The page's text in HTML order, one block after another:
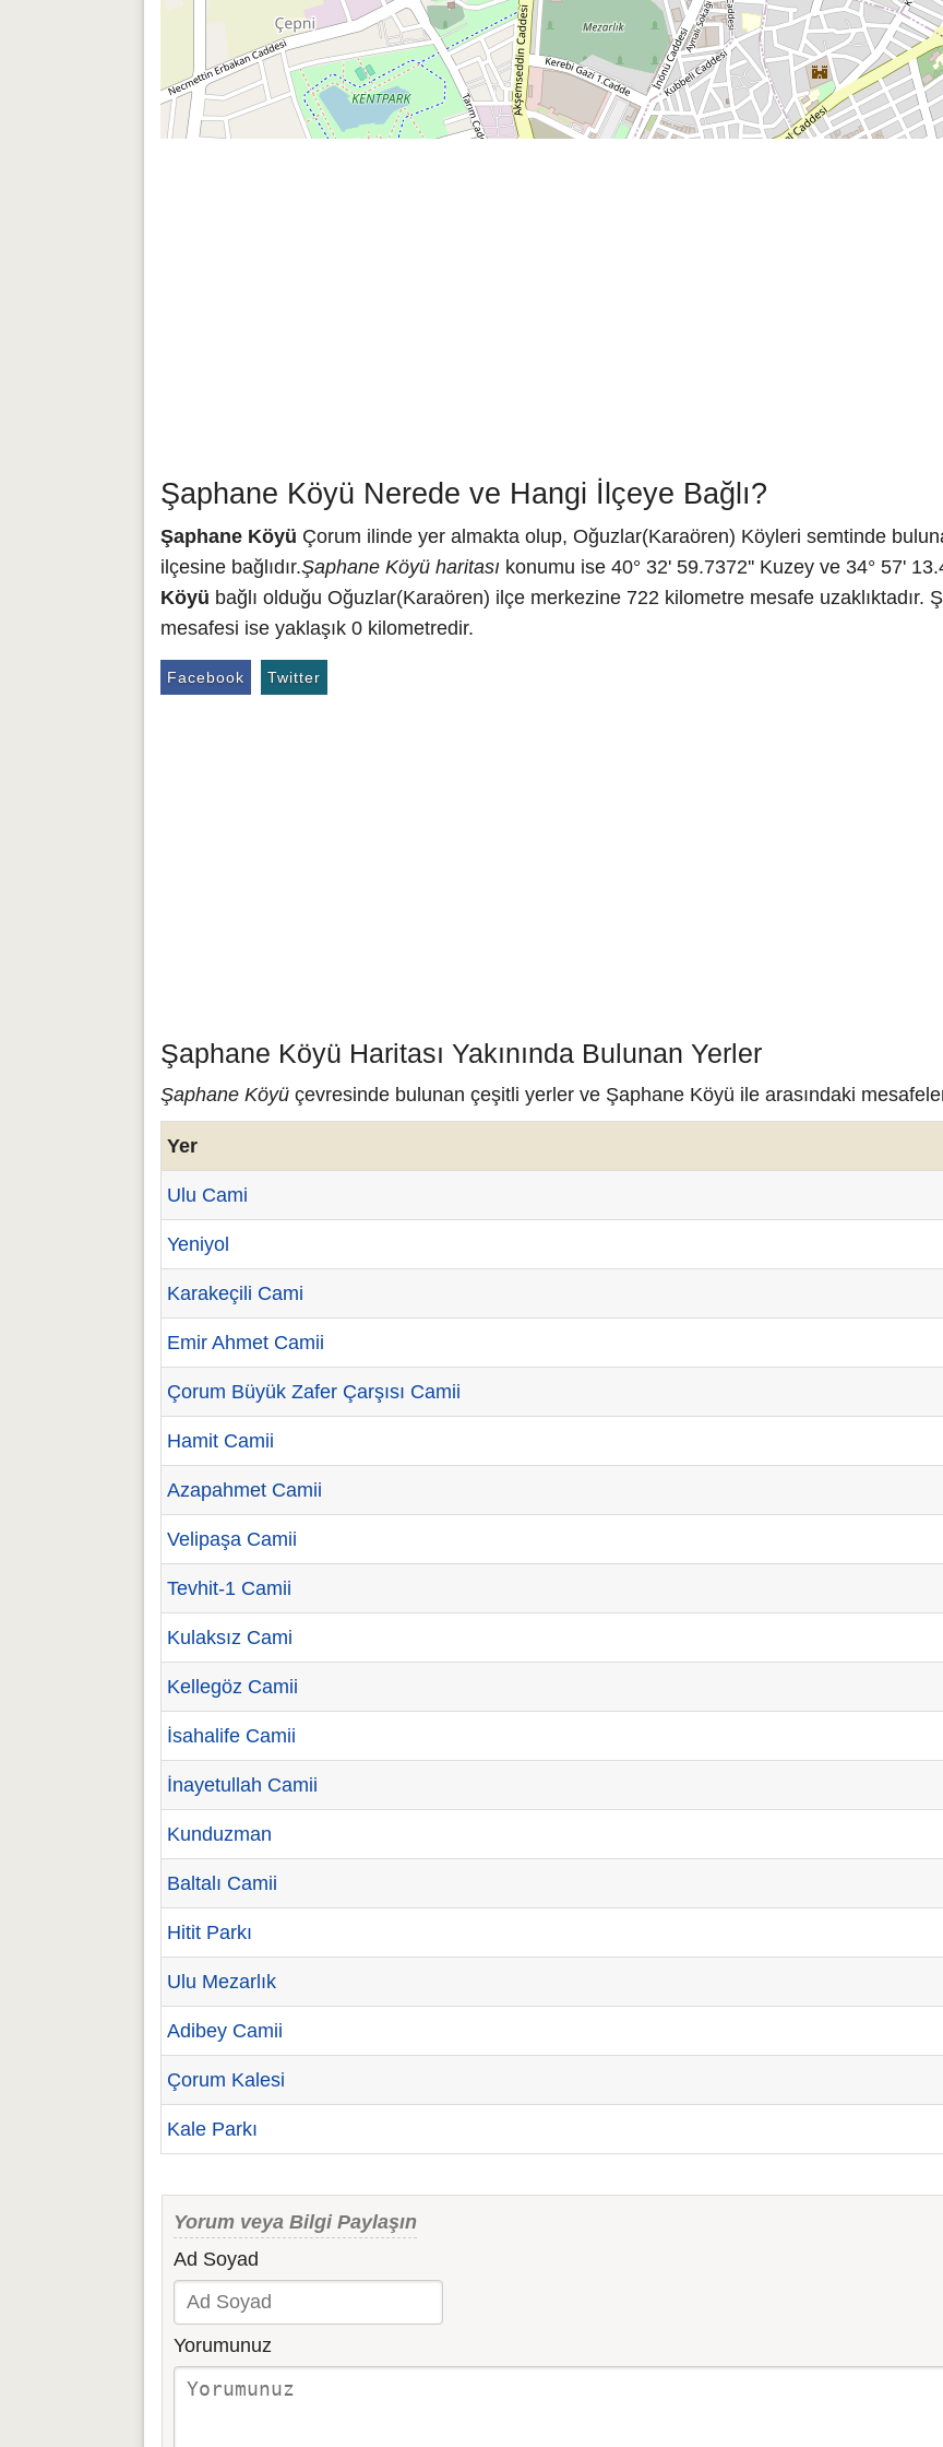
Şaphane Köyü Nerede ve Hangi İlçeye Bağlı?
Şaphane Köyü Çorum ilinde yer almakta olup, Oğuzlar(Karaören) Köyleri semtinde
ilçesine bağlıdır.Şaphane Köyü haritası konumu ise 40° 32' 59.7372'' Kuzey ve 34° 57'
Köyü bağlı olduğu Oğuzlar(Karaören) ilçe merkezine 722 kilometre mesafe uzaklıktadır.
mesafesi ise yaklaşık 0 kilometredir.
Facebook Twitter
Şaphane Köyü Haritası Yakınında Bulunan Yerler
Şaphane Köyü çevresinde bulunan çeşitli yerler ve Şaphane Köyü ile arasındaki
Yer
Ulu Cami
Yeniyol
Karakeçili Cami
Emir Ahmet Camii
Çorum Büyük Zafer Çarşısı Camii
Hamit Camii
Azapahmet Camii
Velipaşa Camii
Tevhit-1 Camii
Kulaksız Cami
Kellegöz Camii
İsahalife Camii
İnayetullah Camii
Kunduzman
Baltalı Camii
Hitit Parkı
Ulu Mezarlık
Adibey Camii
Çorum Kalesi
Kale Parkı
Yorum veya Bilgi Paylaşın
Ad Soyad
Yorumunuz